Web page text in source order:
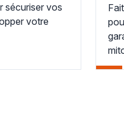
sécuriser vos
votre